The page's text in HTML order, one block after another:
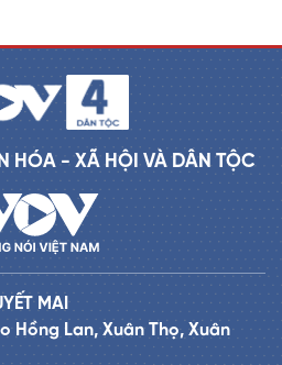
HÓA - XÃ HỘI VÀ DÂN TỘC
MAI
Hồng Lan, Xuân Thọ, Xuân